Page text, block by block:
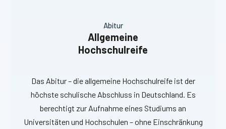
Abitur
Allgemeine
Hochschulreife
Das Abitur – die allgemeine Hochschulreife ist der
höchste schulische Abschluss in Deutschland. Es
berechtigt zur Aufnahme eines Studiums an
Universitäten und Hochschulen – ohne Einschränkung